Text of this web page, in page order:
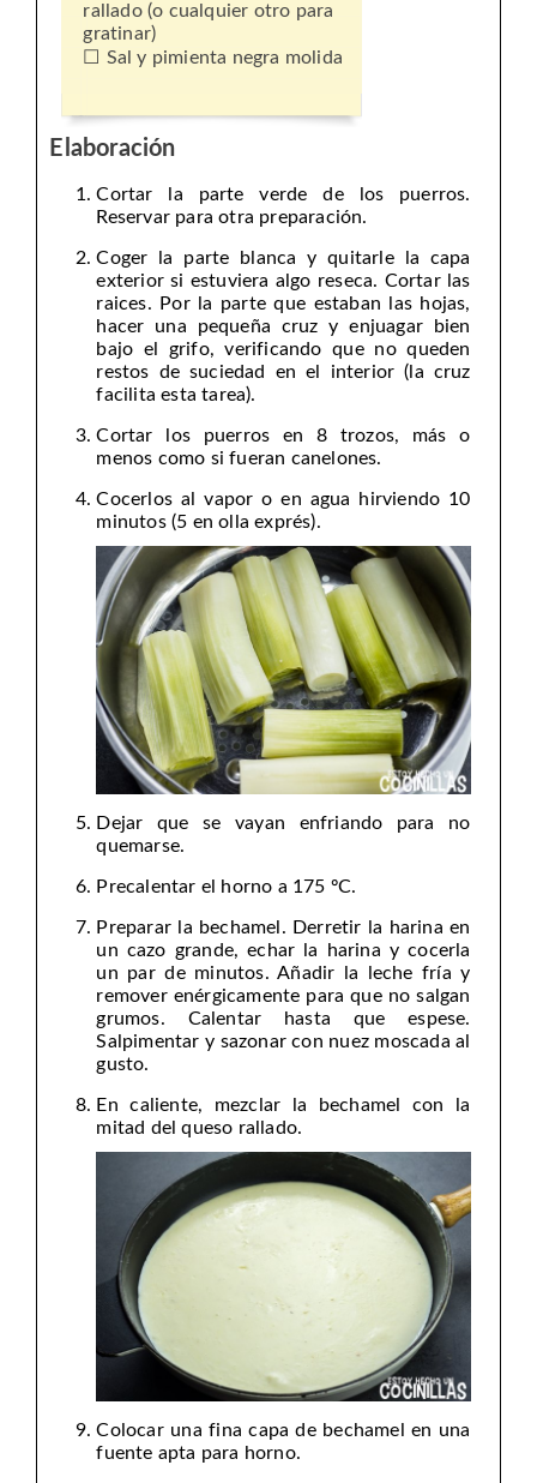
rallado (o cualquier otro para
gratinar)
Sal y pimienta negra molida
Elaboración
Cortar la parte verde de los puerros.
Reservar para otra preparación.
Coger la parte blanca y quitarle la capa
exterior si estuviera algo reseca. Cortar las
raices. Por la parte que estaban las hojas,
hacer una pequeña cruz y enjuagar bien
bajo el grifo, verificando que no queden
restos de suciedad en el interior (la cruz
facilita esta tarea).
Cortar los puerros en 8 trozos, más o
menos como si fueran canelones.
Cocerlos al vapor o en agua hirviendo 10
minutos (5 en olla exprés).
Dejar que se vayan enfriando para no
quemarse.
Precalentar el horno a 175 ºC.
Preparar la bechamel. Derretir la harina en
un cazo grande, echar la harina y cocerla
un par de minutos. Añadir la leche fría y
remover enérgicamente para que no salgan
grumos. Calentar hasta que espese.
Salpimentar y sazonar con nuez moscada al
gusto.
En caliente, mezclar la bechamel con la
mitad del queso rallado.
Colocar una fina capa de bechamel en una
fuente apta para horno.